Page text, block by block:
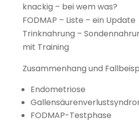
knackig – bei wem was?
FODMAP – Liste – ein Update
Trinknahrung –
mit Training
Zusammenhang und
Endometriose
FODMAP-Testphase